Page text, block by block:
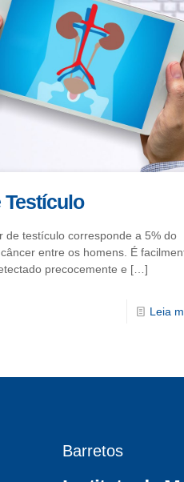
Testículo
de testículo corresponde a 5% do
entre os homens. É
precocemente e […]
Leia
Barretos